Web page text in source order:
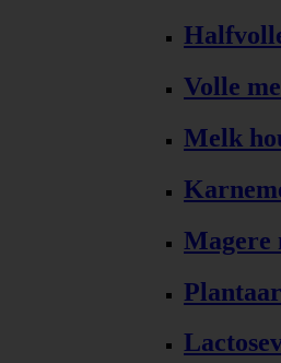
Volle
Melk
Magere